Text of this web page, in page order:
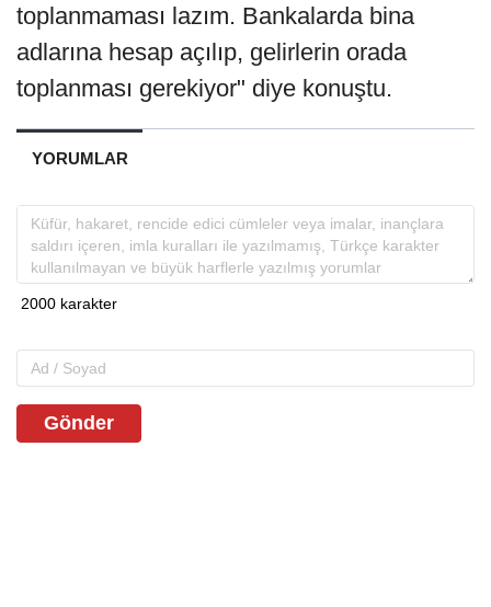
toplanmaması lazım. Bankalarda bina
adlarına hesap açılıp, gelirlerin orada
toplanması gerekiyor" diye konuştu.
YORUMLAR
Gönder